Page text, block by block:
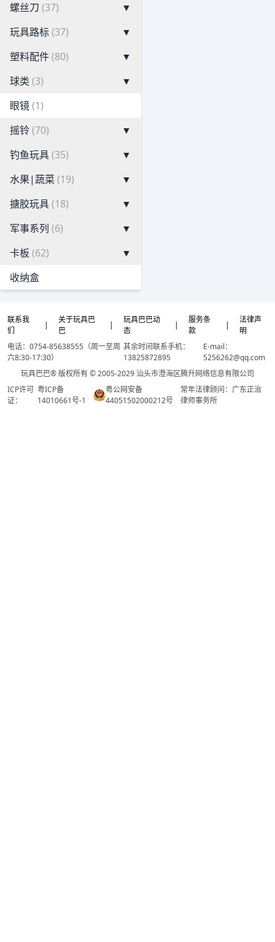
螺丝刀 (37)
▼
玩具路标(37)
▼
塑料配件(80)
▼
球类 (3)
▼
眼镜(1)
摇铃(70)
▼
钓鱼玩具(35)
▼
水果|蔬菜(19)
▼
搪胶玩具(18)
▼
军事系列 (6)
▼
卡板 (62)
▼
收纳盒
联系我
们
|
关于玩具巴
巴
|
玩具巴巴动
态
|
服务条
款
|
法律声
明
电话：0754-85638555（周一至周
六8:30-17:30）
其余时间联系手机：
13825872895
E-mail：
5256262@qq.com
玩具巴巴® 版权所有 © 2005-2029 汕头市澄海区腾升网络信息有限公司
ICP许可
证：
粤ICP备
14010661号-1
粤公网安备
44051502000212号
常年法律顾问：广东正治
律师事务所